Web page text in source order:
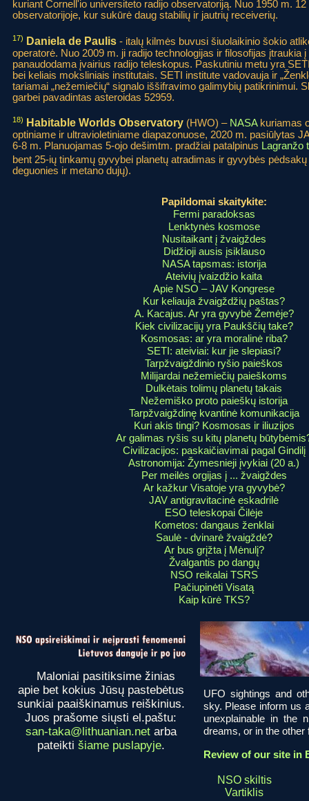
kuriant Cornell'io universiteto radijo observatoriją. Nuo 1950 m.
observatorijoje, kur sukūrė daug stabilių ir jautrių receiverių.
17) Daniela de Paulis - italų kilmės buvusi šiuolaikinio šokio
operatorė. Nuo 2009 m. ji radijo technologijas ir filosofijas įtraukia
panaudodama įvairius radijo teleskopus. Paskutiniu metu yra
bei keliais moksliniais institutais. SETI institute vadovauja ir
tariamai „nežemiečių“ signalo iššifravimo galimybių patikrinimui.
garbei pavadintas asteroidas 52959.
18) Habitable Worlds Observatory (HWO) – NASAkuriamas
optiniame ir ultravioletiniame diapazonuose, 2020 m. pasiūlytas
6-8 m. Planuojamas 5-ojo dešimtm. pradžiai patalpinus Lagranžo
bent 25-ių tinkamų gyvybei planetų atradimas ir gyvybės
deguonies ir metano dujų).
Papildomai skaitykite:
Fermi paradoksas
Lenktynės kosmose
Nusitaikant į žvaigždes
Didžioji ausis įsiklauso
NASA tapsmas: istorija
Ateivių įvaizdžio kaita
Apie NSO – JAV Kongrese
Kur keliauja žvaigždžių paštas?
A. Kacajus. Ar yra gyvybė Žemėje?
Kiek civilizacijų yra Paukščių take?
Kosmosas: ar yra moralinė riba?
SETI: ateiviai: kur jie slepiasi?
Tarpžvaigždinio ryšio paieškos
Milijardai nežemiečių paieškoms
Dulkėtais tolimų planetų takais
Nežemiško proto paieškų istorija
Tarpžvaigždinę kvantinė komunikacija
Kuri akis tingi? Kosmosas ir iliuzijos
Ar galimas ryšis su kitų planetų
Civilizacijos: paskaičiavimai pagal Gindilį
Astronomija: Žymesnieji įvykiai (20 a.)
Per meilės orgijas į ... žvaigždes
Ar kažkur Visatoje yra gyvybė?
JAV antigravitacinė eskadrilė
ESO teleskopai Čilėje
Kometos: dangaus ženklai
Saulė - dvinarė žvaigždė?
Ar bus grįžta į Mėnulį?
Žvalgantis po dangų
NSO reikalai TSRS
Pačiupinėti Visatą
Kaip kūrė TKS?
Maloniai pasitiksime žinias
apie bet kokius Jūsų pastebėtus
sunkiai paaiškinamus reiškinius.
Juos prašome siųsti el.paštu:
san-taka@lithuanian.netarba
pateikti šiame puslapyje.
UFO sightings and
sky. Please inform us
unexplainable in the
dreams, or in the other
Review of our site in
NSO skiltis
Vartiklis